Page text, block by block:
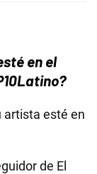
en el
artista esté en
de El